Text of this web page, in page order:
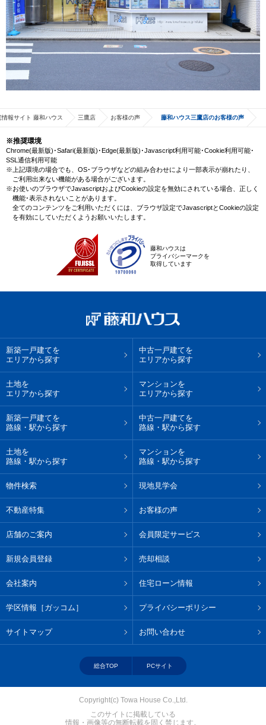
報サイト 藤和ハウス 三鷹店 お客様の声 藤和ハウス三鷹店のお客様の声
※推奨環境
Chrome(最新版)･Safari(最新版)･Edge(最新版)･Javascript利用可能･Cookie利用可能･
SSL通信利用可能
※上記環境の場合でも、OS･ブラウザなどの組み合わせにより一部表示が崩れたり、
ご利用出来ない機能がある場合がございます。
※お使いのブラウザでJavascriptおよびCookieの設定を無効にされている場合、正しく
機能･表示されないことがあります。
全てのコンテンツをご利用いただくには、ブラウザ設定でJavascriptとCookieの設定
を有効にしていただくようお願いいたします。
藤和ハウスは
プライバシーマークを
取得しています
新築一戸建てを
エリアから探す
中古一戸建てを
エリアから探す
土地を
エリアから探す
マンションを
エリアから探す
新築一戸建てを
路線・駅から探す
中古一戸建てを
路線・駅から探す
土地を
路線・駅から探す
マンションを
路線・駅から探す
物件検索 現地見学会
不動産特集 お客様の声
店舗のご案内 会員限定サービス
新規会員登録 売却相談
会社案内 住宅ローン情報
学区情報［ガッコム］ プライバシーポリシー
サイトマップ お問い合わせ
総合TOP PCサイト
Copyright(c) Towa House Co.,Ltd.
このサイトに掲載している
情報・画像等の無断転載を固く禁じます。